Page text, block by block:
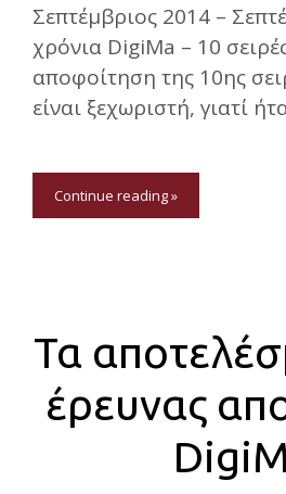
Σεπτέμβριος 2014 –
χρόνια DigiMa – 10
αποφοίτηση της 10ης
είναι ξεχωριστή, γιατί
Continue reading »
Τα
έρευνας